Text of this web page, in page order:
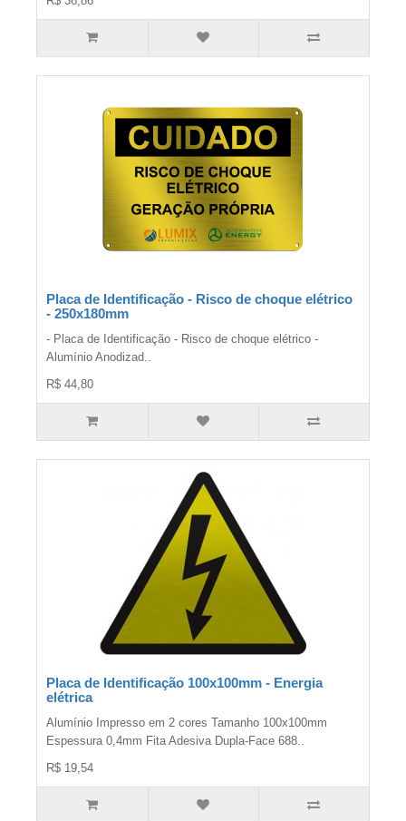
Placa de Identificação - Risco de choque elétrico
- 250x180mm
- Placa de Identificação - Risco de choque elétrico -
Alumínio Anodizad..
R$ 44,80
Placa de Identificação 100x100mm - Energia
elétrica
Alumínio Impresso em 2 cores Tamanho 100x100mm
Espessura 0,4mm Fita Adesiva Dupla-Face 688..
R$ 19,54